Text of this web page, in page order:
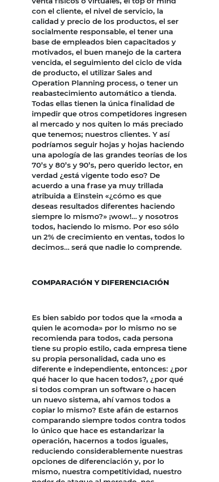
con el cliente, el nivel de servicio, la
calidad y precio de los productos, el ser
socialmente responsable, el tener una
base de empleados bien capacitados y
motivados, el buen manejo de la cartera
vencida, el seguimiento del ciclo de vida
de producto, el utilizar Sales and
Operation Planning process, o tener un
reabastecimiento automático a tienda.
Todas ellas tienen la única finalidad de
impedir que otros competidores ingresen
al mercado y nos quiten lo más preciado
que tenemos; nuestros clientes. Y así
podríamos seguir hojas y hojas haciendo
una apología de las grandes teorías de los
70’s y 80’s y 90’s, pero querido lector, en
verdad ¿está vigente todo eso? De
acuerdo a una frase ya muy trillada
atribuida a Einstein «¿cómo es que
deseas resultados diferentes haciendo
siempre lo mismo?» ¡wow!… y nosotros
todos, haciendo lo mismo. Por eso sólo
un 2% de crecimiento en ventas, todos lo
decimos… será que nadie lo comprende.
COMPARACIÓN Y DIFERENCIACIÓN
Es bien sabido por todos que la «moda a
quien le acomoda» por lo mismo no se
recomienda para todos, cada persona
tiene su propio estilo, cada empresa tiene
su propia personalidad, cada uno es
diferente e independiente, entonces: ¿por
qué hacer lo que hacen todos?, ¿por qué
si todos compran un software o hacen
un nuevo sistema, ahí vamos todos a
copiar lo mismo? Este afán de estarnos
comparando siempre todos contra todos
lo único que hace es estandarizar la
operación, hacernos a todos iguales,
reduciendo considerablemente nuestras
opciones de diferenciación y, por lo
mismo, nuestra competitividad, nuestro